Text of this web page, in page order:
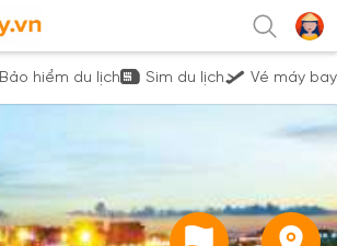
Bảo hiểm du lịch Sim du lịch Vé máy bay